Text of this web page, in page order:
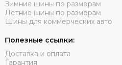
Зимние шины по размерам
Летние шины по размерам
Шины для коммерческих авто
Полезные ссылки:
Доставка и оплата
Гарантия